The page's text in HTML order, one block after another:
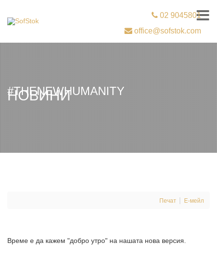
02 9045801
office@sofstok.com
НОВИНИ
#THENEWHUMANITY
Печат Е-мейл
Време е да кажем "добро утро" на нашата нова версия.